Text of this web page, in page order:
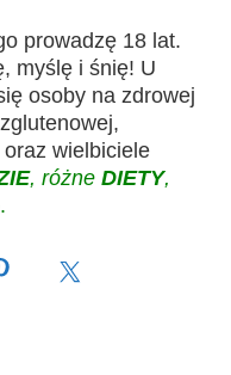
prowadzę 18 lat.
myślę i śnię! U
osoby na zdrowej
wielbiciele
, różne DIETY,